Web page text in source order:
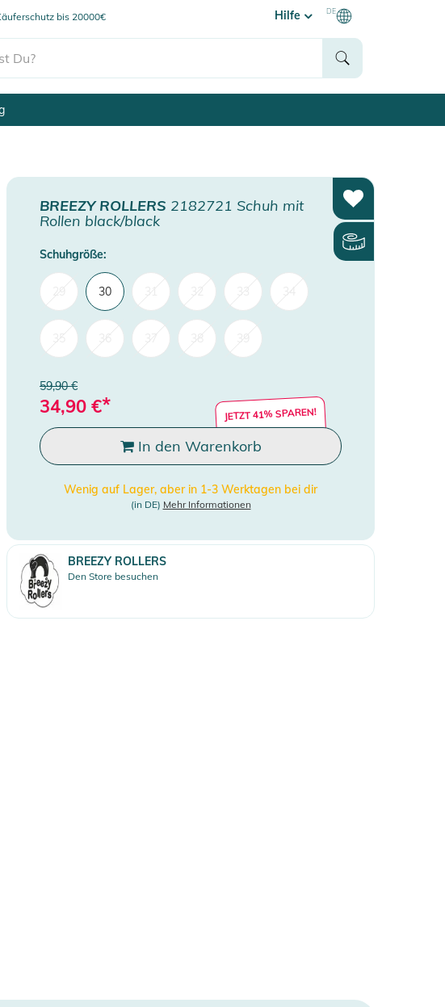
bis 20000€ Hilfe DE
BREEZY ROLLERS 2182721 Schuh mit
Rollen black/black
Schuhgröße:
30
59,90 €
34,90 €* JETZT 41% SPAREN!
In den Warenkorb
Wenig auf Lager, aber in 1-3 Werktagen bei dir
(in DE) Mehr Informationen
BREEZY ROLLERS
Den Store besuchen